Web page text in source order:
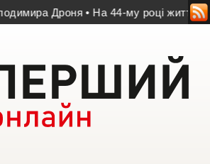
Дроня • На 44-му році життя помер